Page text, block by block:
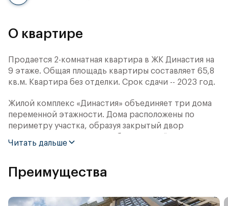
О квартире
Продается 2-комнатная квартира в ЖК Династия на
9 этаже. Общая площадь квартиры составляет 65,8
кв.м. Квартира без отделки. Срок сдачи -- 2023 год.
Жилой комплекс «Династия» объединяет три дома
переменной этажности. Дома расположены по
периметру участка, образуя закрытый двор
дворовой территории — «Парк отдыха в
российские и международные решения досуга под
открытым небом: городских пространств,
Читать дальше
Преимущества